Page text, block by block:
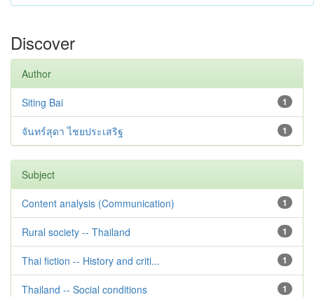
Discover
Author
1
Siting Bai
1
จันทร์สุดา ไชยประเสริฐ
Subject
1
Content analysis (Communication)
1
Rural society -- Thailand
1
Thai fiction -- History and criti...
1
Thailand -- Social conditions